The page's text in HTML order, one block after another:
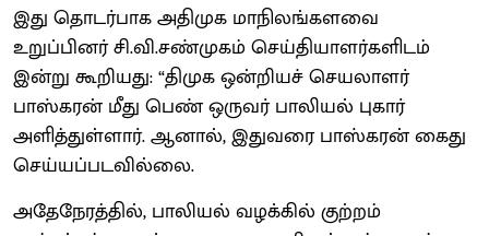
இது தொடர்பாக அதிமுக மாநிலங்களவை
உறுப்பினர் சி.வி.சண்முகம் செய்தியாளர்களிடம்
இன்று கூறியது: “திமுக ஒன்றியச் செயலாளர்
பாஸ்கரன் மீது பெண் ஒருவர் பாலியல் புகார்
அளித்துள்ளார். ஆனால், இதுவரை பாஸ்கரன் கைது
செய்யப்படவில்லை.
அதேநேரத்தில், பாலியல் வழக்கில் குற்றம்